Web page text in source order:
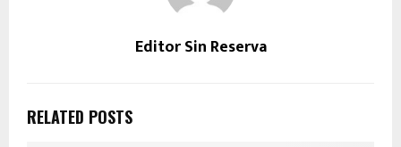
Editor Sin Reserva
RELATED POSTS